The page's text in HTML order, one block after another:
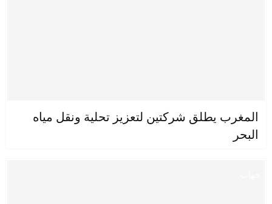
المغرب يطلق شركتين لتعزيز تحلية ونقل مياه
البحر